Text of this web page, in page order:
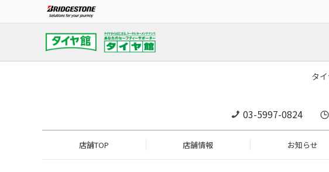
タ
03-5997-0824
店舗TOP 店舗情報 お知らせ